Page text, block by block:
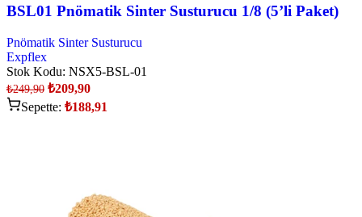
BSL01 Pnömatik Sinter Susturucu 1/8 (5’li Paket)
Pnömatik Sinter Susturucu
Expflex
Stok Kodu: NSX5-BSL-01
₺249,90 ₺209,90
Sepette: ₺188,91